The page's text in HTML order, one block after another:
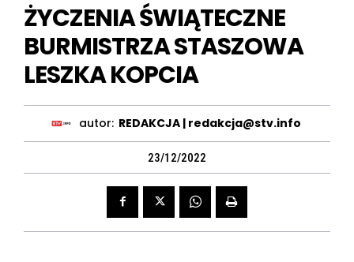
ŻYCZENIA ŚWIĄTECZNE
BURMISTRZA STASZOWA
LESZKA KOPCIA
autor: REDAKCJA | redakcja@stv.info
23/12/2022